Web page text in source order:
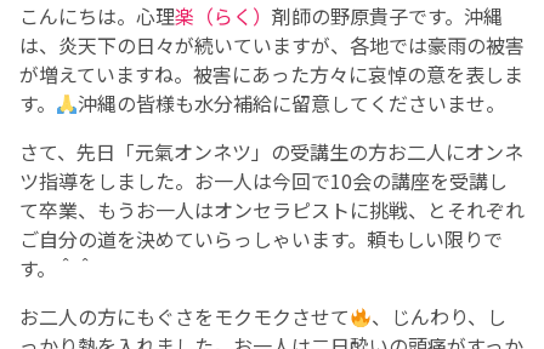
こんにちは。心理楽（らく） 剤師の野原貴子です。沖縄
は、炎天下の日々が続いていますが、各地では豪雨の被害
が増えていますね。被害にあった方々に哀悼の意を表しま
す。
沖縄の皆様も水分補給に留意してくださいませ。
さて、先日「元氣オンネツ」の受講生の方お二人にオンネ
ツ指導をしました。お一人は今回で10会の講座を受講し
て卒業、もうお一人はオンセラピストに挑戦、とそれぞれ
ご自分の道を決めていらっしゃいます。頼もしい限りで
す。＾＾
お二人の方にもぐさをモクモクさせて
、じんわり、し